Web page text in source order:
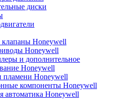
диски
клапаны Honeywell
Honeywell
и дополнительное
Honeywell
пламени Honeywell
компоненты Honeywell
автоматика Honeywell